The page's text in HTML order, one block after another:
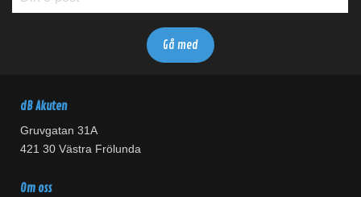
dB Akuten
Gruvgatan 31A
421 30 Västra Frölunda
Om oss